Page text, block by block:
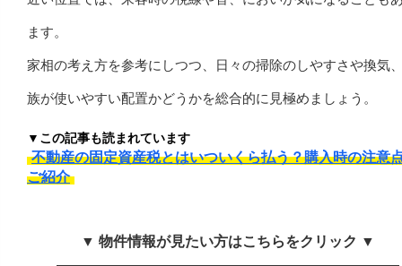
ます。
家相の考え方を参考にしつつ、日々の掃除のしやすさや換気
族が使いやすい配置かどうかを総合的に見極めましょう。
▼この記事も読まれています
不動産の固定資産税とはいついくら払う？購入時の注意
ご紹介
▼ 物件情報が見たい方はこちらをクリック ▼